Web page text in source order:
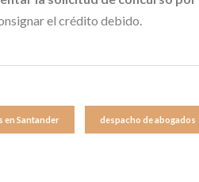
el crédito debido.
en Santander despacho de abogados